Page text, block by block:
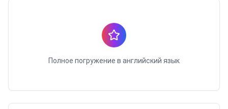
Полное погружение в английский язык